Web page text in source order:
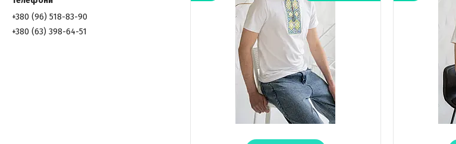
+380 (96) 518-83-90
+380 (63) 398-64-51